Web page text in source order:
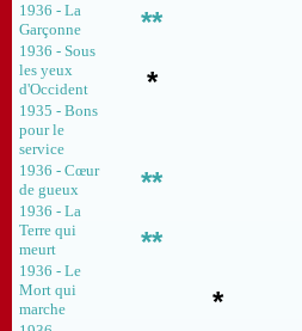
1936 - La
Garçonne
**
1936 - Sous
les yeux
d'Occident
*
1935 - Bons
pour le
service
1936 - Cœur
de gueux
**
1936 - La
Terre qui
meurt
**
1936 - Le
Mort qui
marche
*